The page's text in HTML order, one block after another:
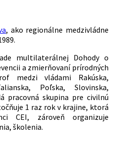
, ako regionálne medzivládne
multilaterálnej Dohody o
a zmierňovaní prírodných
medzi vládami Rakúska,
Poľska, Slovinska,
pracovná skupina pre civilnú
1 raz rok v krajine, ktorá
CEI, zároveň organizuje
školenia.